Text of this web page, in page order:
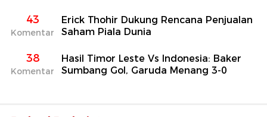
43
Komentar
Erick Thohir Dukung Rencana Penjualan
Saham Piala Dunia
38
Komentar
Hasil Timor Leste Vs Indonesia: Baker
Sumbang Gol, Garuda Menang 3-0